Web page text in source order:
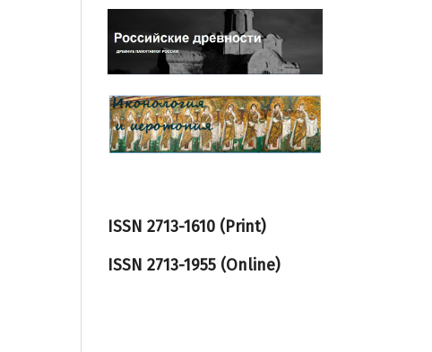
ISSN 2713-1610 (Print)
ISSN 2713-1955 (Online)